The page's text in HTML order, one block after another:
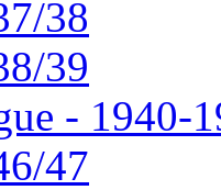
38
39
- 1940-
47